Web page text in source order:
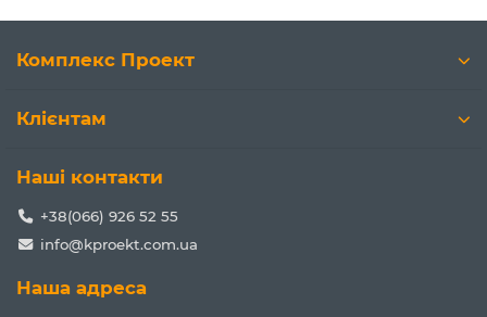
Комплекс Проект
Клієнтам
Наші контакти
+38(066) 926 52 55
info@kproekt.com.ua
Наша адреса